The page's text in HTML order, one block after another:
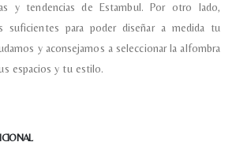
y tendencias de Estambul. Por otro lado,
suficientes para poder diseñar a medida tu
y aconsejamos a seleccionar la alfombra
espacios y tu estilo.